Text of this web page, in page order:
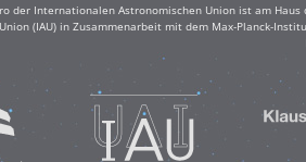
der Internationalen Astronomischen Union ist am
(IAU) in Zusammenarbeit mit dem Max-Planck-